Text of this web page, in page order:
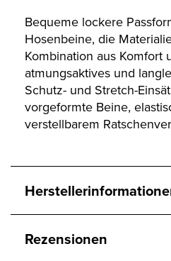
Bequeme lockere
Hosenbeine, die
Kombination aus Komfort
atmungsaktives und
Schutz- und Stretch-
vorgeformte Beine,
verstellbarem
Rezensionen